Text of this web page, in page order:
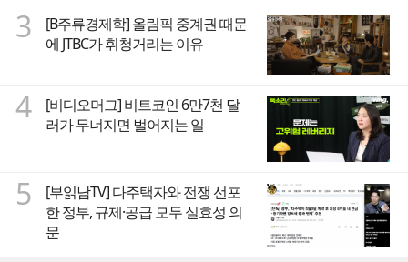
3
[B주류경제학] 올림픽 중계권 때문
에 JTBC가 휘청거리는 이유
4
[비디오머그] 비트코인 6만7천 달
러가 무너지면 벌어지는 일
5
[부읽남TV] 다주택자와 전쟁 선포
한 정부, 규제·공급 모두 실효성 의
문